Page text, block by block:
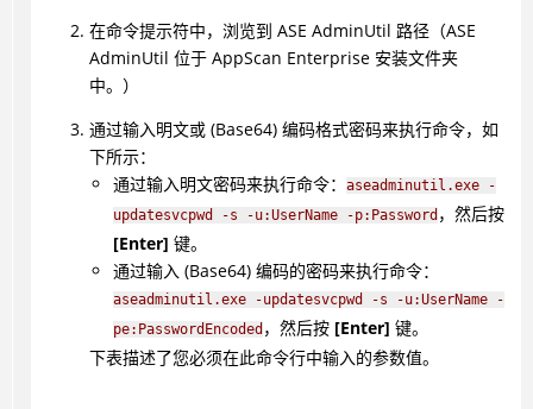
在命令提示符中，浏览到 ASE AdminUtil 路径（ASE
AdminUtil 位于 AppScan Enterprise 安装文件夹
中。）
通过输入明文或 (Base64) 编码格式密码来执行命令，如
下所示：
通过输入明文密码来执行命令：
aseadminutil.exe -
updatesvcpwd -s -u:UserName -p:Password，然后按
[Enter] 键。
通过输入 (Base64) 编码的密码来执行命令：
aseadminutil.exe -updatesvcpwd -s -u:UserName -
pe:PasswordEncoded，然后按 [Enter] 键。
下表描述了您必须在此命令行中输入的参数值。